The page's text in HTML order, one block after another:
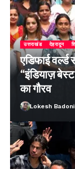
उत्तराखंड देहरादून
एडिफाई
“इंडियाज़
का गौरव
Lokesh Badoni